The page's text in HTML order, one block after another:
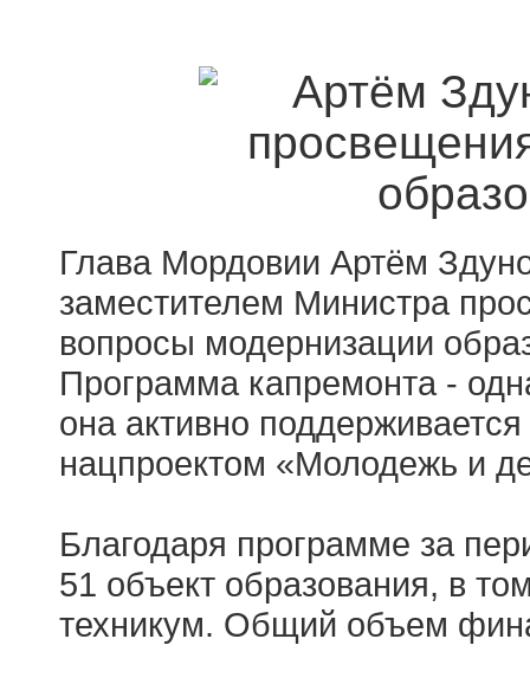
Глава Мордовии Артём
заместителем Министра
вопросы модернизации
Программа капремонта -
она активно
нацпроектом «Молодежь и
Благодаря программе за
51 объект образования, в
техникум. Общий объем